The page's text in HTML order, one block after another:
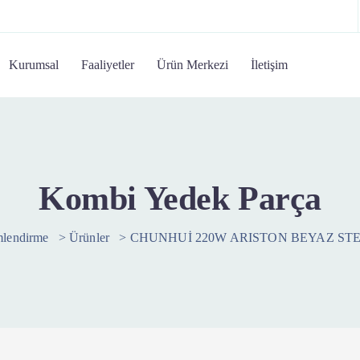
Kurumsal Faaliyetler Ürün Merkezi İletişim
Kombi Yedek Parça
> Ürünler > CHUNHUİ 220W ARISTON BEYAZ